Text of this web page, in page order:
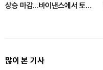
상승 마감…바이낸스에서 토큰
많이 본 기사